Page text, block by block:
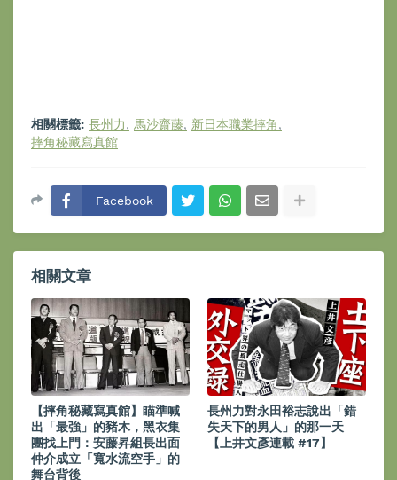
相關標籤: 長州力 馬沙齋藤
新日本職業摔角
摔角秘藏寫真館
Facebook
相關文章
【摔角秘藏寫真館】瞄準喊
出「最強」的豬木，黑衣集
團找上門：安藤昇組長出面
仲介成立「寬水流空手」的
舞台背後
長州力對永田裕志說出「錯
失天下的男人」的那一天
【上井文彥連載 #17】